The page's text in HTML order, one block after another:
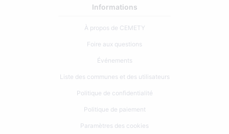
Informations
À propos de CEMETY
Foire aux questions
Événements
Liste des communes et des utilisateurs
Politique de confidentialité
Politique de paiement
Paramètres des cookies